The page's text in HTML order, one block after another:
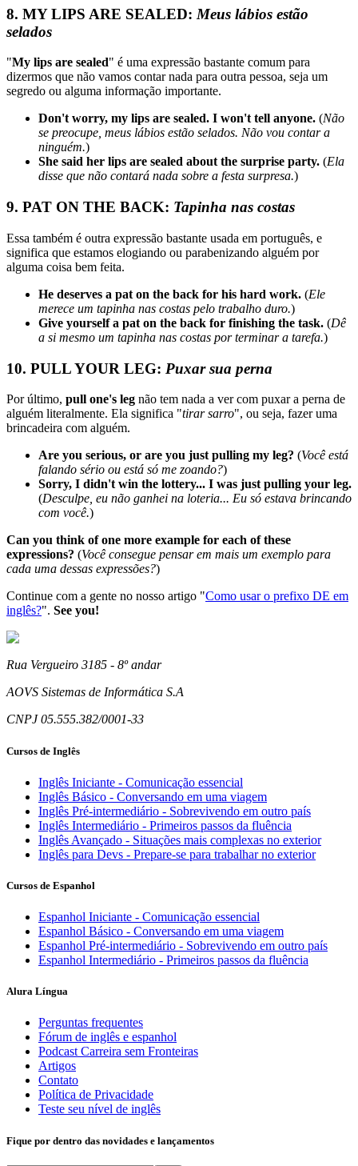
8. MY LIPS ARE SEALED: Meus lábios estão
selados
"My lips are sealed" é uma expressão bastante comum para
dizermos que não vamos contar nada para outra pessoa, seja um
segredo ou alguma informação importante.
Don't worry, my lips are sealed. I won't tell anyone. (Não
se preocupe, meus lábios estão selados. Não vou contar a
ninguém.)
She said her lips are sealed about the surprise party. (Ela
disse que não contará nada sobre a festa surpresa.)
9. PAT ON THE BACK: Tapinha nas costas
Essa também é outra expressão bastante usada em português, e
significa que estamos elogiando ou parabenizando alguém por
alguma coisa bem feita.
He deserves a pat on the back for his hard work. (Ele
merece um tapinha nas costas pelo trabalho duro.)
Give yourself a pat on the back for finishing the task. (Dê
a si mesmo um tapinha nas costas por terminar a tarefa.)
10. PULL YOUR LEG: Puxar sua perna
Por último, pull one's leg não tem nada a ver com puxar a perna de
alguém literalmente. Ela significa "tirar sarro", ou seja, fazer uma
brincadeira com alguém.
Are you serious, or are you just pulling my leg? (Você está
falando sério ou está só me zoando?)
Sorry, I didn't win the lottery... I was just pulling your leg.
(Desculpe, eu não ganhei na loteria... Eu só estava brincando
com você.)
Can you think of one more example for each of these
expressions? (Você consegue pensar em mais um exemplo para
cada uma dessas expressões?)
Continue com a gente no nosso artigo "Como usar o prefixo DE em
inglês?". See you!
Rua Vergueiro 3185 - 8º andar
AOVS Sistemas de Informática S.A
CNPJ 05.555.382/0001-33
Cursos de Inglês
Inglês Iniciante - Comunicação essencial
Inglês Básico - Conversando em uma viagem
Inglês Pré-intermediário - Sobrevivendo em outro país
Inglês Intermediário - Primeiros passos da fluência
Inglês Avançado - Situações mais complexas no exterior
Inglês para Devs - Prepare-se para trabalhar no exterior
Cursos de Espanhol
Espanhol Iniciante - Comunicação essencial
Espanhol Básico - Conversando em uma viagem
Espanhol Pré-intermediário - Sobrevivendo em outro país
Espanhol Intermediário - Primeiros passos da fluência
Alura Língua
Perguntas frequentes
Fórum de inglês e espanhol
Podcast Carreira sem Fronteiras
Artigos
Contato
Política de Privacidade
Teste seu nível de inglês
Fique por dentro das novidades e lançamentos